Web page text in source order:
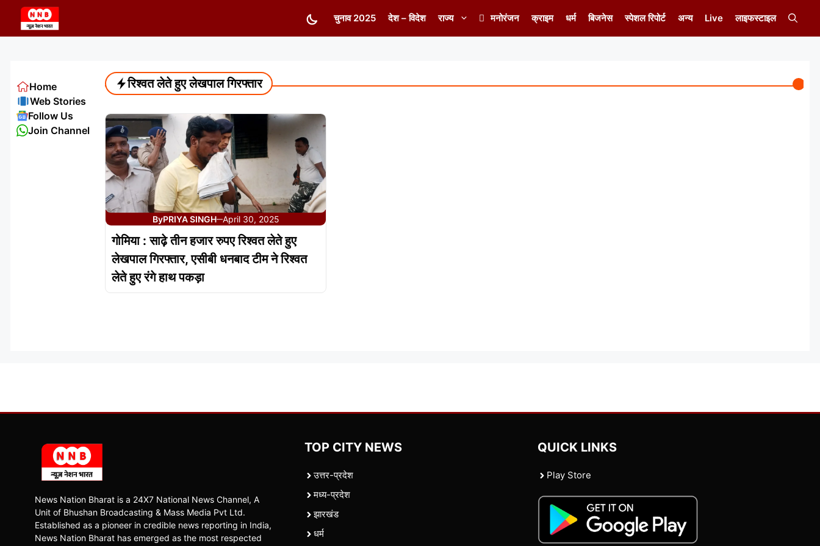
content
चुनाव 2025 देश – विदेश राज्य मनोरंजन क्राइम धर्म बिजनेस स्पेशल रिपोर्ट अन्य Live लाइफस्टाइल
रिश्वत लेते हुए लेखपाल गिरफ्तार
ByPRIYA SINGH—April 30, 2025
गोमिया : साढ़े तीन हजार रुपए रिश्वत लेते हुए
लेखपाल गिरफ्तार, एसीबी धनबाद टीम ने रिश्वत
लेते हुए रंगे हाथ पकड़ा
Home
Web Stories
Follow Us
Join Channel
News Nation Bharat is a 24X7 National News Channel, A
Unit of Bhushan Broadcasting & Mass Media Pvt Ltd.
Established as a pioneer in credible news reporting in India,
News Nation Bharat has emerged as the most respected
TOP CITY NEWS
उत्तर-प्रदेश
मध्य-प्रदेश
झारखंड
धर्म
QUICK LINKS
Play Store